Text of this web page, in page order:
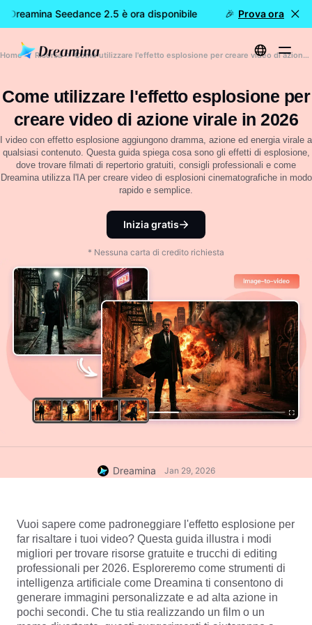
Dreamina Seedance 2.5 è ora disponibile 🎉 Nuovo modello
Prova ora
Home Risorsa Come utilizzare l'effetto esplosione per creare video di azione virale in 2026
Come utilizzare l'effetto esplosione per
creare video di azione virale in 2026
I video con effetto esplosione aggiungono dramma, azione ed energia virale a
qualsiasi contenuto. Questa guida spiega cosa sono gli effetti di esplosione,
dove trovare filmati di repertorio gratuiti, consigli professionali e come
Dreamina utilizza l'IA per creare video di esplosioni cinematografiche in modo
rapido e semplice.
Inizia gratis
* Nessuna carta di credito richiesta
Dreamina Jan 29, 2026
Vuoi sapere come padroneggiare l'effetto esplosione per
far risaltare i tuoi video? Questa guida illustra i modi
migliori per trovare risorse gratuite e trucchi di editing
professionali per 2026. Esploreremo come strumenti di
intelligenza artificiale come Dreamina ti consentono di
generare immagini personalizzate e ad alta azione in
pochi secondi. Che tu stia realizzando un film o un